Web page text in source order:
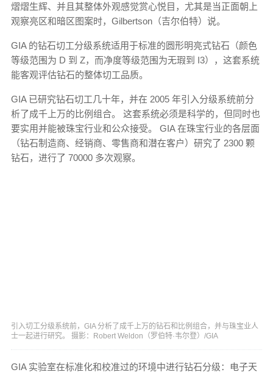
熠熠生辉、并且其整体外观感觉赏心悦目，尤其是当正面朝上
观察亮区和暗区图案时，Gilbertson（吉尔伯特）说。
GIA 的钻石切工分级系统适用于标准的圆形明亮式钻石（颜色
等级范围为 D 到 Z，而净度等级范围为无瑕到 I3），这套系统
能客观评估钻石的整体切工品质。
GIA 已研究钻石切工几十年，并在 2005 年引入分级系统前分
析了成千上万的比例组合。 这套系统必须是科学的，但同时也
要实用并能被珠宝行业和公众接受。 GIA 在珠宝行业的各层面
（钻石制造商、经销商、零售商和潜在客户）研究了 2300 颗
钻石，进行了 70000 多次观察。
引入切工分级系统前，GIA 分析了成千上万的钻石和比例组合，并与珠宝业人
士一起进行研究。 摄影：Robert Weldon（罗伯特·韦尔登）/GIA
GIA 实验室在标准化和校准过的环境中进行钻石分级：电子天